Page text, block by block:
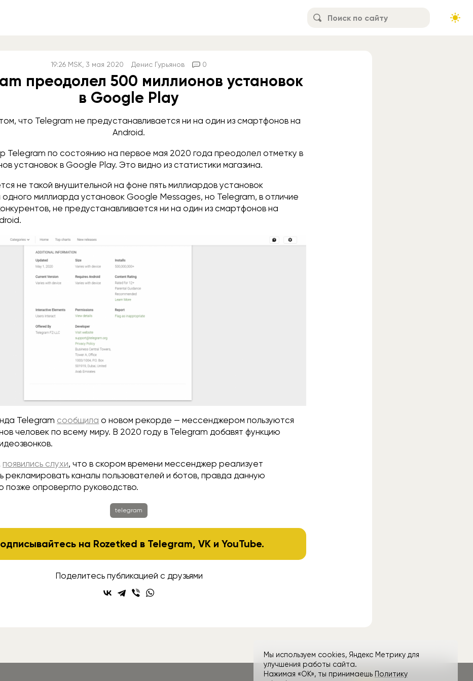
19:26 MSK , 3 мая 2020 Денис Гурьянов 0
преодолел 500 миллионов установок
в Google Play
что Telegram не предустанавливается ни на один из смартфонов на
Android.
Telegram по состоянию на первое мая 2020 года преодолел отметку в
установок в Google Play. Это видно из статистики магазина.
не такой внушительной на фоне пять миллиардов установок
миллиарда установок Google Messages, но Telegram, в отличие
не предустанавливается ни на один из смартфонов на
Telegram сообщила о новом рекорде — мессенджером пользуются
человек по всему миру. В 2020 году в Telegram добавят функцию
появились слухи, что в скором времени мессенджер реализует
рекламировать каналы пользователей и ботов, правда данную
позже опровергло руководство.
telegram
на Rozetked в Telegram,VK иYouTube.
Поделитесь публикацией с друзьями
Мы используем cookies, Яндекс Метрику для
улучшения работы сайта.
Нажимая «ОК», ты принимаешь Политику